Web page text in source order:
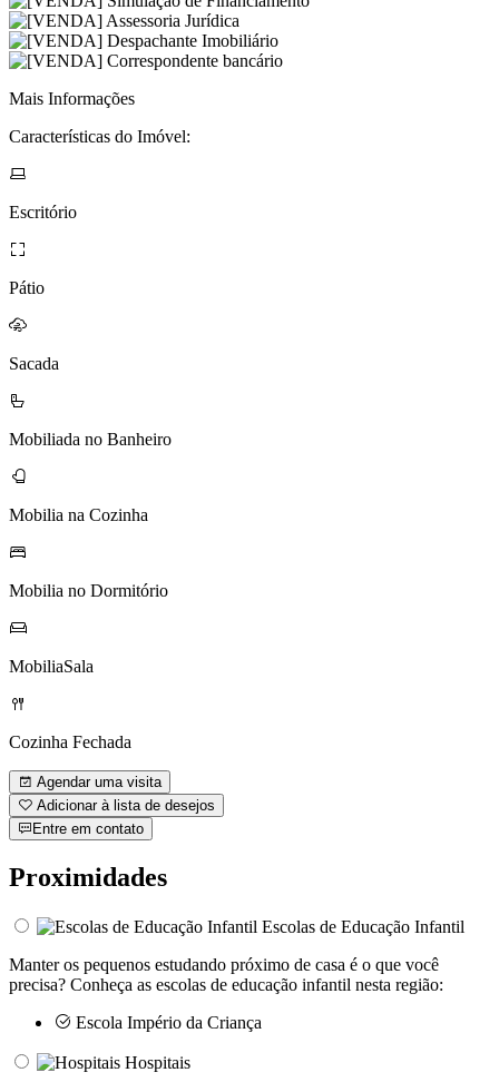
Mais Informações
Características do Imóvel:
Escritório
Pátio
Sacada
Mobiliada no Banheiro
Mobilia na Cozinha
Mobilia no Dormitório
MobiliaSala
Cozinha Fechada
Agendar uma visita
Adicionar à lista de desejos
Entre em contato
Proximidades
Escolas de Educação Infantil
Manter os pequenos estudando próximo de casa é o que você
precisa? Conheça as escolas de educação infantil nesta região:
Escola Império da Criança
Hospitais